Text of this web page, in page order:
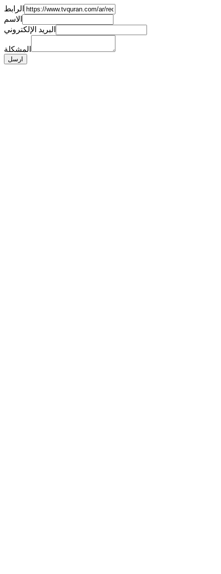
الرابط
الاسم
البريد الإلكتروني
المشكلة
ارسل